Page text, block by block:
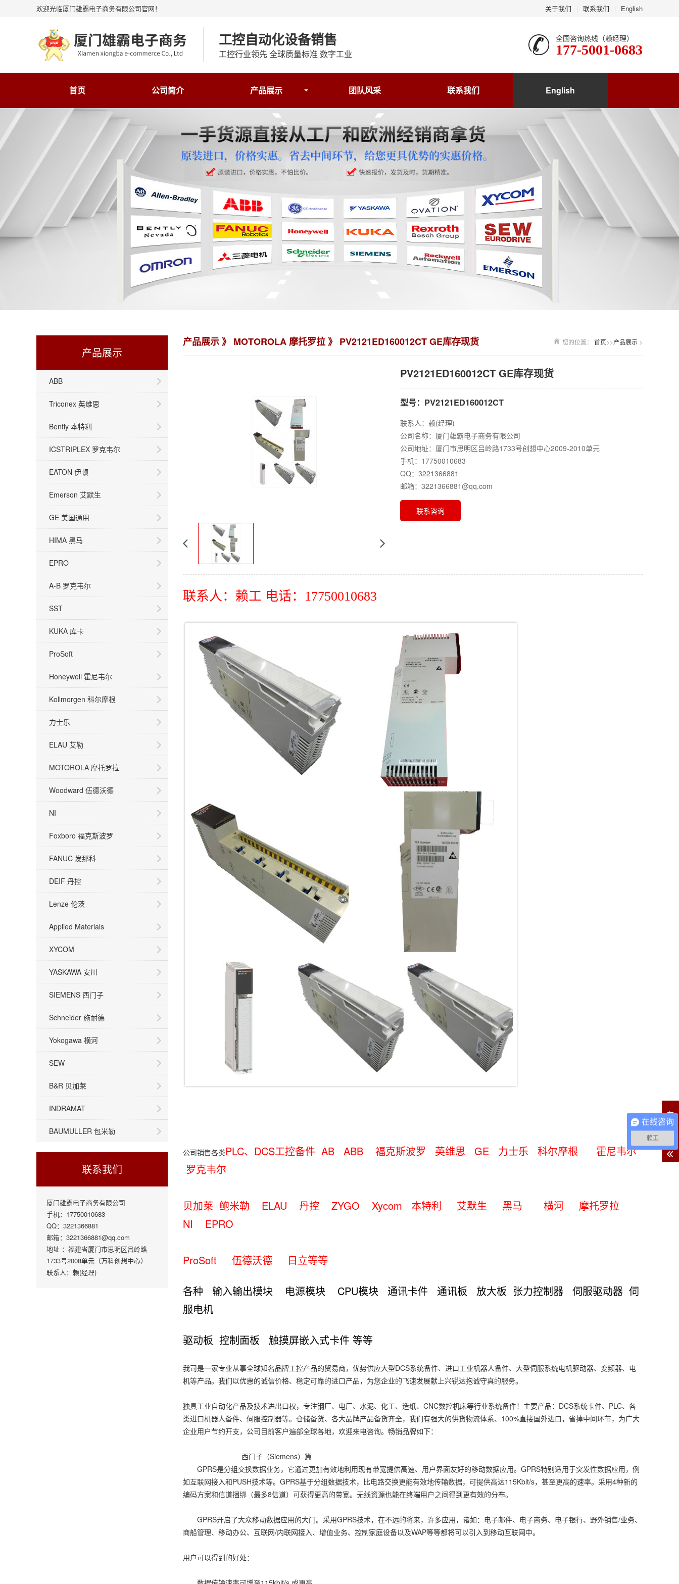
关于我们 联系我们 English
欢迎光临厦门雄霸电子商务有限公司官网！
工控自动化设备销售
工控行业领先 全球质量标准 数字工业
全国咨询热线（赖经理）
177-5001-0683
首页 公司简介 产品展示 团队风采 联系我们 English
产品展示
ABB
Triconex 英维思
Bently 本特利
ICSTRIPLEX 罗克韦尔
EATON 伊顿
Emerson 艾默生
GE 美国通用
HIMA 黑马
EPRO
A-B 罗克韦尔
SST
KUKA 库卡
ProSoft
Honeywell 霍尼韦尔
Kollmorgen 科尔摩根
力士乐
ELAU 艾勒
MOTOROLA 摩托罗拉
Woodward 伍德沃德
NI
Foxboro 福克斯波罗
FANUC 发那科
DEIF 丹控
Lenze 伦茨
Applied Materials
XYCOM
YASKAWA 安川
SIEMENS 西门子
Schneider 施耐德
Yokogawa 横河
SEW
B&R 贝加莱
INDRAMAT
BAUMULLER 包米勒
联系我们
厦门雄霸电子商务有限公司
手机：17750010683
QQ：3221366881
邮箱：3221366881@qq.com
地址 ：福建省厦门市思明区吕岭路
1733号2008单元（万科创想中心）
联系人：赖(经理)
您的位置： 首页>>产品展示 >
产品展示 》 MOTOROLA 摩托罗拉》 PV2121ED160012CT GE库存现货
PV2121ED160012CT GE库存现货
型号：PV2121ED160012CT
联系人：赖(经理)
公司名称：厦门雄霸电子商务有限公司
公司地址：厦门市思明区吕岭路1733号创想中心2009-2010单元
手机：17750010683
QQ：3221366881
邮箱：3221366881@qq.com
联系咨询
联系人：赖工 电话：17750010683
公司销售各类PLC、DCS工控备件 AB ABB 福克斯波罗 英维思 GE 力士乐 科尔摩根 霍尼韦尔
罗克韦尔
贝加莱 鲍米勒 ELAU 丹控 ZYGO Xycom 本特利 艾默生 黑马 横河 摩托罗拉
NI EPRO
ProSoft 伍德沃德 日立等等
各种 输入输出模块 电源模块 CPU模块 通讯卡件 通讯板 放大板 张力控制器 伺服驱动器 伺
服电机
驱动板 控制面板 触摸屏嵌入式卡件 等等
我司是一家专业从事全球知名品牌工控产品的贸易商，优势供应大型DCS系统备件、进口工业机器人备件、大型伺服系统电机驱动器、变频器、电
机等产品。我们以优惠的诚信价格、稳定可靠的进口产品，为您企业的飞速发展献上兴锐达抱诚守真的服务。
独具工业自动化产品及技术进出口权，专注钢厂、电厂、水泥、化工、造纸、CNC数控机床等行业系统备件！主要产品：DCS系统卡件、PLC、各
类进口机器人备件、伺服控制器等。仓储备货、各大品牌产品备货齐全，我们有强大的供货物流体系、100%直接国外进口，省掉中间环节，为广大
企业用户节约开支，公司目前客户遍部全球各地，欢迎来电咨询。畅销品牌如下：
西门子（Siemens）篇
GPRS是分组交换数据业务，它通过更加有效地利用现有带宽提供高速、用户界面友好的移动数据应用。GPRS特别适用于突发性数据应用，例
如互联网接入和PUSH技术等。GPRS基于分组数据技术，比电路交换更能有效地传输数据，可提供高达115Kbit/s，甚至更高的速率。采用4种新的
编码方案和信道捆绑（最多8信道）可获得更高的带宽。无线资源也能在终端用户之间得到更有效的分布。
GPRS开启了大众移动数据应用的大门。采用GPRS技术，在不远的将来，许多应用，诸如：电子邮件、电子商务、电子银行、野外销售/业务、
商船管理、移动办公、互联网/内联网接入、增值业务、控制家庭设备以及WAP等等都将可以引入到移动互联网中。
用户可以得到的好处：
在
线
客
在线咨询
赖工